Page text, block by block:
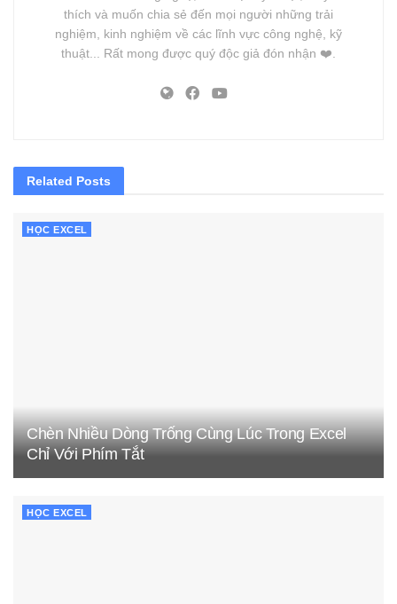
thích và muốn chia sẻ đến mọi người những trải
nghiệm, kinh nghiệm về các lĩnh vực công nghệ, kỹ
thuật... Rất mong được quý độc giả đón nhận ❤️.
Related Posts
HỌC EXCEL
Chèn Nhiều Dòng Trống Cùng Lúc Trong Excel
Chỉ Với Phím Tắt
HỌC EXCEL